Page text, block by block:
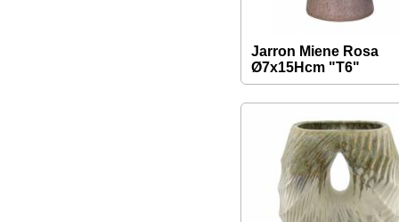
Jarron Miene Rosa
Ø7x15Hcm "T6"